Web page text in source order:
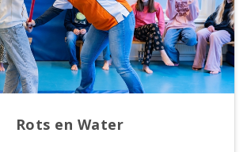
Rots en Water